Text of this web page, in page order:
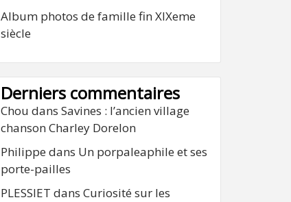
Album photos de famille fin XIXeme
siècle
Derniers commentaires
Chou dans Savines : l’ancien village
chanson Charley Dorelon
Philippe dans Un porpaleaphile et ses
porte-pailles
PLESSIET dans Curiosité sur les